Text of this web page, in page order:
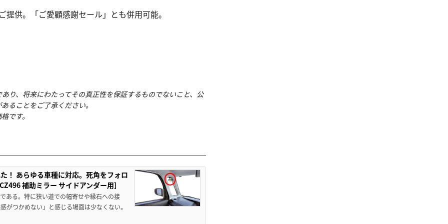
供。「ご愛顧感謝セール」とも併用可能。
り、将来にわたってその真正性を保証するものでないこと、公
ることをご了承ください。
です。
！ あらゆる車種に対応。死角をフォロ
補助ミラー サイドアンダー用］
ある。特に狭い道での幅寄せや縁石への接
つかめない」と感じる場面は少なくない。